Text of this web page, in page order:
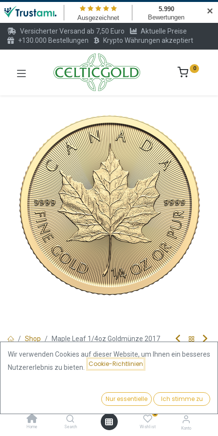
Preis:
942,62€ Kaufen
Home Search
0
Wishlist Konto
Versicherter Versand ab 7,50 Euro
Aktuelle Preise
+130.000 Bestellungen
Krypto Währungen akzeptiert
0
Shop Maple Leaf 1/4oz Goldmünze 2017
Maple Leaf 1/4oz Goldmünze
2017
Dieses Produkt ist nicht mehr erhältlich.
Wir verwenden Cookies auf dieser Website, um Ihnen ein besseres
Nutzererlebnis zu bieten.
Cookie-Richtlinien
Nur essentielle Ich stimme zu
✕